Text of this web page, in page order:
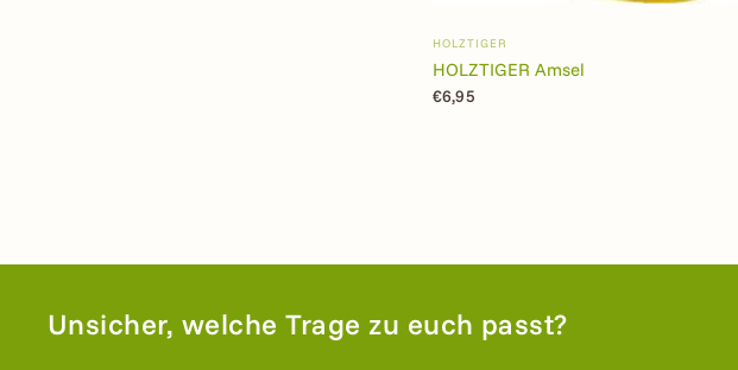
HOLZTIGER
HOLZTIGER Amsel
€6,95
Unsicher, welche Trage zu euch passt?